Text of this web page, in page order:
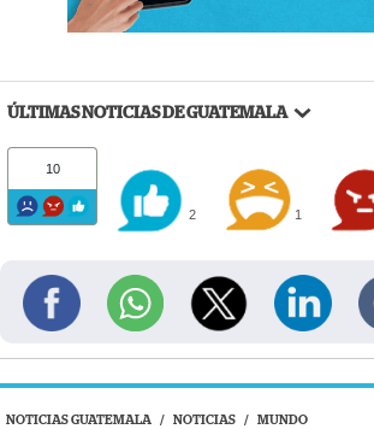
ÚLTIMAS NOTICIAS DE GUATEMALA
10
2 1
NOTICIAS GUATEMALA / NOTICIAS / MUNDO